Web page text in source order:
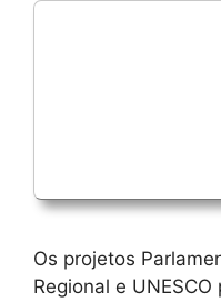
Os projetos
Regional e